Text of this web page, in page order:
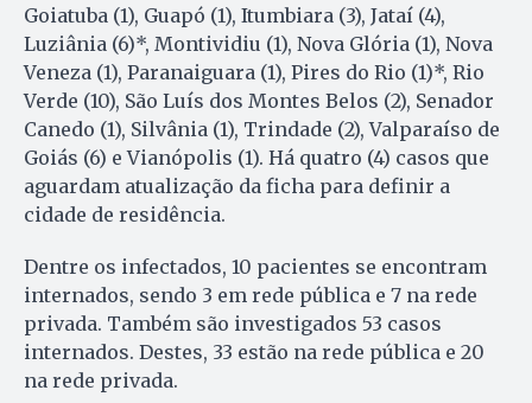
Goiatuba (1), Guapó (1), Itumbiara (3), Jataí (4),
Luziânia (6)*, Montividiu (1), Nova Glória (1), Nova
Veneza (1), Paranaiguara (1), Pires do Rio (1)*, Rio
Verde (10), São Luís dos Montes Belos (2), Senador
Canedo (1), Silvânia (1), Trindade (2), Valparaíso de
Goiás (6) e Vianópolis (1). Há quatro (4) casos que
aguardam atualização da ficha para definir a
cidade de residência.
Dentre os infectados, 10 pacientes se encontram
internados, sendo 3 em rede pública e 7 na rede
privada. Também são investigados 53 casos
internados. Destes, 33 estão na rede pública e 20
na rede privada.